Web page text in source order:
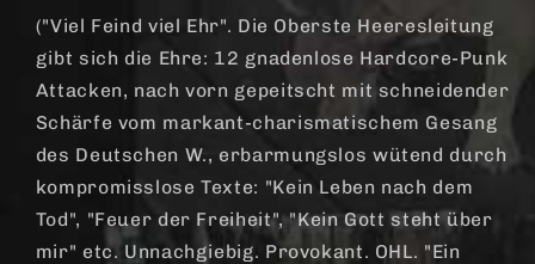
DigiPac)
DigiPac)
("Viel Feind viel Ehr". Die Oberste Heeresleitung
gibt sich die Ehre: 12 gnadenlose Hardcore-Punk
Attacken, nach vorn gepeitscht mit schneidender
Schärfe vom markant-charismatischem Gesang
des Deutschen W., erbarmungslos wütend durch
kompromisslose Texte: "Kein Leben nach dem
Tod", "Feuer der Freiheit", "Kein Gott steht über
mir" etc. Unnachgiebig. Provokant. OHL. "Ein